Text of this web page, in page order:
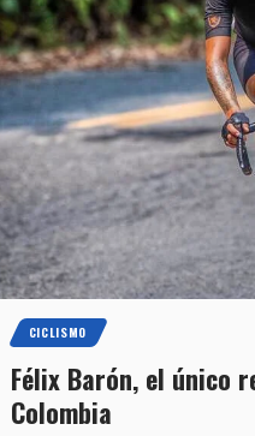
CICLISMO
Félix Barón, el único
Colombia